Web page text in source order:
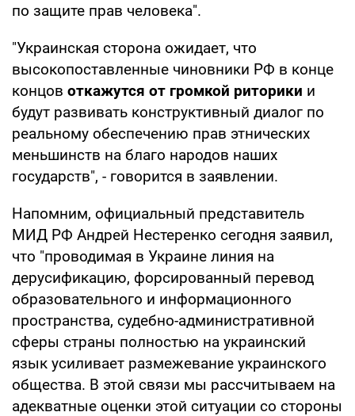
по защите прав человека".
"Украинская сторона ожидает, что
высокопоставленные чиновники РФ в конце
концов откажутся от громкой риторики и
будут развивать конструктивный диалог по
реальному обеспечению прав этнических
меньшинств на благо народов наших
государств", - говорится в заявлении.
Напомним, официальный представитель
МИД РФ Андрей Нестеренко сегодня заявил,
что "проводимая в Украине линия на
дерусификацию, форсированный перевод
образовательного и информационного
пространства, судебно-административной
сферы страны полностью на украинский
язык усиливает размежевание украинского
общества. В этой связи мы рассчитываем на
адекватные оценки этой ситуации со стороны